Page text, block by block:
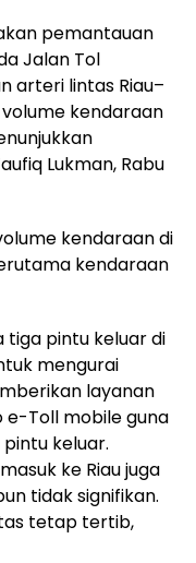
pemantauan
Jalan Tol
arteri lintas Riau–
kendaraan
Lukman, Rabu
kendaraan di
kendaraan
tiga pintu keluar di
mengurai
layanan
e-Toll mobile guna
keluar.
ke Riau juga
tidak signifikan.
tetap tertib,